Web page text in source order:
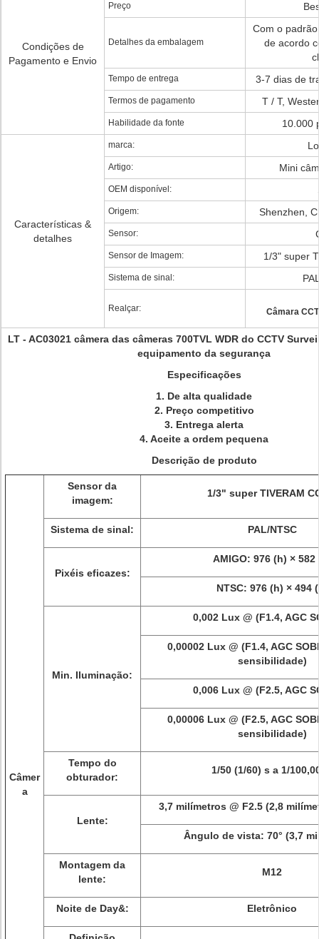
Condições de
Pagamento e Envio
Preço
Detalhes da embalagem
Com o
de acordo
Tempo de entrega 3-7 dias de
Termos de pagamento T / T,
Habilidade da fonte 10.000
Características &
detalhes
marca:
Artigo: Mini
OEM disponível:
Origem: Shenzhen,
Sensor:
Sensor de Imagem: 1/3" super
Sistema de sinal:
Realçar: Câmara
LT - AC03021 câmera das câmeras 700TVL WDR do CCTV
equipamento da segurança
Especificações
1. De alta qualidade
2. Preço competitivo
3. Entrega alerta
4. Aceite a ordem pequena
Descrição de produto
Câmer
a
Sensor da
imagem:
1/3" super TIVERAM
Sistema de sinal: PAL/NTSC
Pixéis eficazes:
AMIGO: 976 (h) × 582
NTSC: 976 (h) × 494
Min. Iluminação:
0,002 Lux @ (F1.4, AGC
0,00002 Lux @ (F1.4, AGC
sensibilidade)
0,006 Lux @ (F2.5, AGC
0,00006 Lux @ (F2.5, AGC
sensibilidade)
Tempo do
obturador:
1/50 (1/60) s a 1/
Lente:
3,7 milímetros @ F2.5 (2,8
Ângulo de vista: 70° (3,7
Montagem da
lente:
M12
Noite de Day&: Eletrônico